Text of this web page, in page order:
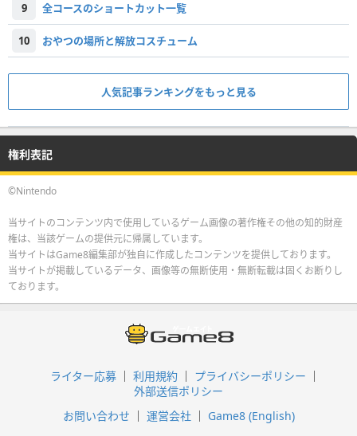
9 全コースのショートカット一覧
10 おやつの場所と解放コスチューム
人気記事ランキングをもっと見る
権利表記
©Nintendo
当サイトのコンテンツ内で使用しているゲーム画像の著作権その他の知的財産
権は、当該ゲームの提供元に帰属しています。
当サイトはGame8編集部が独自に作成したコンテンツを提供しております。
当サイトが掲載しているデータ、画像等の無断使用・無断転載は固くお断りし
ております。
ライター応募 利用規約
プライバシーポリシー
外部送信ポリシー
お問い合わせ
運営会社 Game8 (English)